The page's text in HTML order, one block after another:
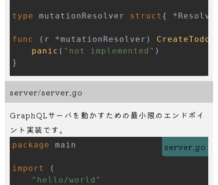
type mutationResolver struct { *
func ( r * mutationResolver ) CreateTodo
panic ( "not implemented" )
}
panic
"not implemented" )
}
server/server.go
GraphQLサーバを動かすための最小限のエンドポイ
ント実装です。
server.go
package
import
(
"hello/world"